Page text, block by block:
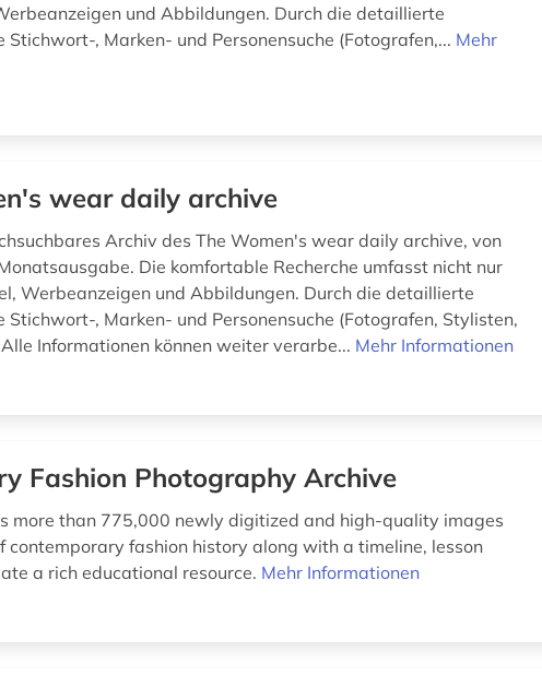
und Abbildungen. Durch die detaillierte
Stichwort-, Marken- und Personensuche (Fotografen,... Mehr
wear daily archive
Archiv des The Women's wear daily archive, von
Die komfortable Recherche umfasst nicht nur
Werbeanzeigen und Abbildungen. Durch die detaillierte
Stichwort-, Marken- und Personensuche (Fotografen, Stylisten,
Informationen können weiter verarbe... Mehr Informationen
Fashion Photography Archive
more than 775,000 newly digitized and high-quality images
fashion history along with a timeline, lesson
a rich educational resource. Mehr Informationen